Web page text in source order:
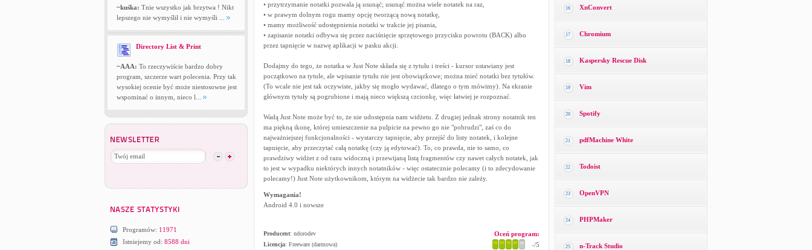
~kuśka: Tnie wszystko jak brzytwa ! Nikt
lepszego nie wymyślił i nie wymyśli ...
Directory List & Print
~AAA: To rzeczywiście bardzo dobry
program, szczerze wart polecenia. Przy tak
wysokiej ocenie być może niestosowne jest
wspominać o innym, nieco l...
Programów: 11971
Istniejemy od: 8588 dni
• przytrzymanie notatki pozwala ją usunąć; usunąć można wiele notatek na raz,
• w prawym dolnym rogu mamy opcję tworzącą nową notatkę,
• mamy możliwość udostępnienia notatki w trakcie jej pisania,
• zapisanie notatki odbywa się przez naciśnięcie sprzętowego przycisku powrotu (BACK) albo
przez tapnięcie w nazwę aplikacji w pasku akcji.
Dodajmy do tego, że notatka w Just Note składa się z tytułu i treści - kursor ustawiany jest
początkowo na tytule, ale wpisanie tytułu nie jest obowiązkowe; można mieć notatki bez tytułów.
(To wcale nie jest tak oczywiste, jakby się mogło wydawać, dlatego o tym mówimy). Na ekranie
głównym tytuły są pogrubione i mają nieco większą czcionkę, więc łatwiej je rozpoznać.
Wadą Just Note może być to, że nie udostępnia nam widżetu. Z drugiej jednak strony notatnik ten
ma piękną ikonę, której umieszczenie na pulpicie na pewno go nie "pobrudzi", zaś co do
najważniejszej funkcjonalności - wystarczy tapnięcie, aby przejść do listy notatek, i kolejne
tapnięcie, aby przeczytać całą notatkę (czy ją edytować). To, co prawda, nie to samo, co
prawdziwy widżet z od razu widoczną i przewijaną listą fragmentów czy nawet całych notatek, jak
to jest w wypadku niektórych innych notatników - więc ostatecznie polecamy (i to zdecydowanie
polecamy!) Just Note użytkownikom, którym na widżecie tak bardzo nie zależy.
Wymagania!
Android 4.0 i nowsze
Producent: ndorodev
Licencja: Freeware (darmowa)
Oceń program:
-/5
16 XnConvert
17 Chromium
18 Kaspersky Rescue Disk
19 Vim
20 Spotify
21 pdfMachine White
22 Todoist
23 OpenVPN
24 PHPMaker
25 n-Track Studio